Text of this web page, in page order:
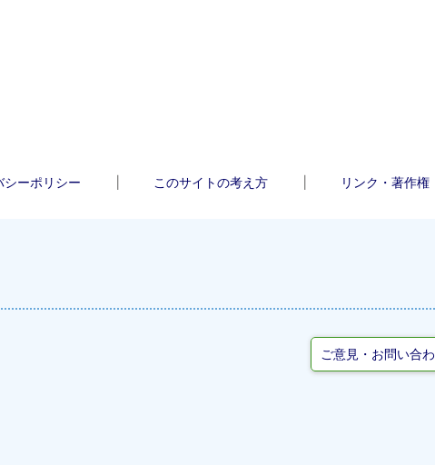
シーポリシー このサイトの考え方 リンク・著作権
ご意見・お問い合